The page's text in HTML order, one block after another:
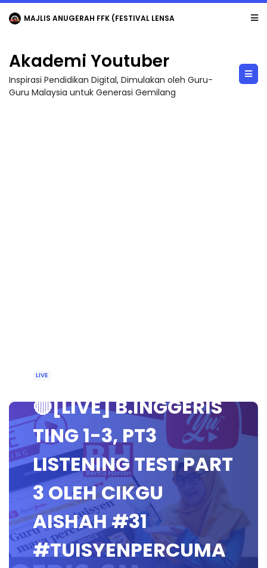
MAJLIS ANUGERAH FFK (FESTIVAL LENSA PENDIDIKAN - FLeP) 2026
Akademi Youtuber
Inspirasi Pendidikan Digital, Dimulakan oleh Guru-
Guru Malaysia untuk Generasi Gemilang
LIVE
🔴[LIVE] B.INGGERIS
TING 1-3, PT3
LISTENING TEST PART
3 OLEH CIKGU
AISHAH #31
#TUISYENPERCUMA